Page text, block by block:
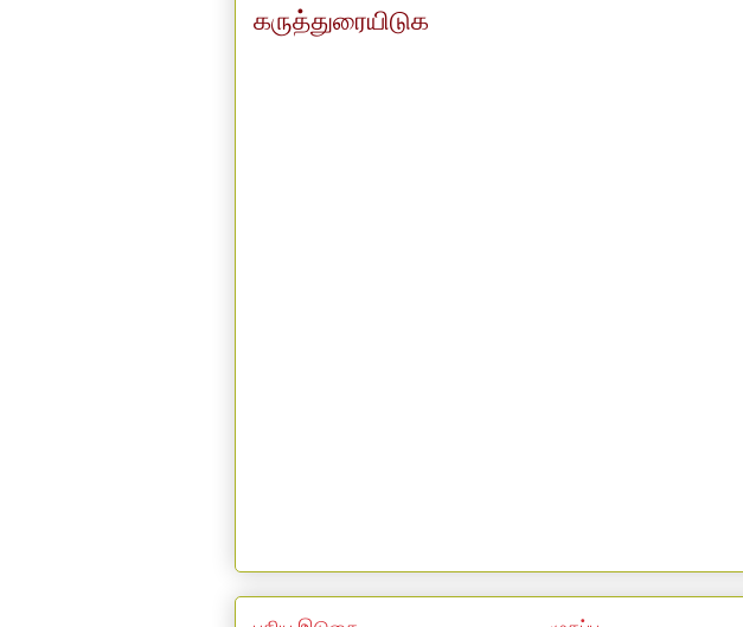
கருத்துரையிடுக